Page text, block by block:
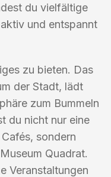
du vielfältige
und entspannt
zu bieten. Das
der Stadt, lädt
zum Bummeln
du nicht nur eine
sondern
Quadrat.
Veranstaltungen